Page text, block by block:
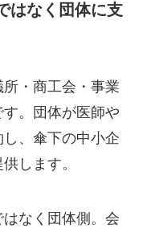
はなく団体に支
・商工会・事業
。団体が医師や
、傘下の中小企
します。
なく団体側。会